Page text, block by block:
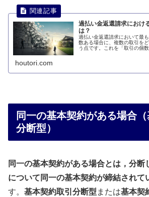
過払い金返還請求におけ
は？
過払い金返還請求において最
数ある場合に、複数の取引を
う点です。これを「取引の個
houtori.com
同一の基本契約がある場合（
分断型）
同一の基本契約がある場合とは，分断
について同一の基本契約が締結されて
す。 基本契約取引分断型 または基本契